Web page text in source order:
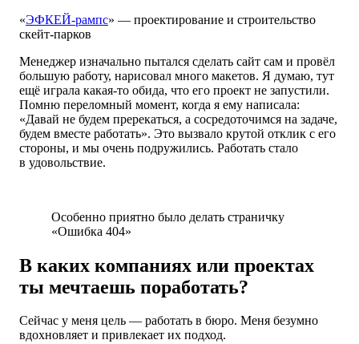
«ЭФКЕЙ-рампс» — проектирование и строительство
скейт-парков
Менеджер изначально пытался сделать сайт сам и провёл
большую работу, нарисовал много макетов. Я думаю, тут
ещё играла какая-то обида, что его проект не запустили.
Помню переломный момент, когда я ему написала:
«Давай не будем пререкаться, а сосредоточимся на задаче,
будем вместе работать». Это вызвало крутой отклик с его
стороны, и мы очень подружились. Работать стало
в удовольствие.
Особенно приятно было делать страничку
«Ошибка 404»
В каких компаниях или проектах
ты мечтаешь поработать?
Сейчас у меня цель — работать в бюро. Меня безумно
вдохновляет и привлекает их подход.